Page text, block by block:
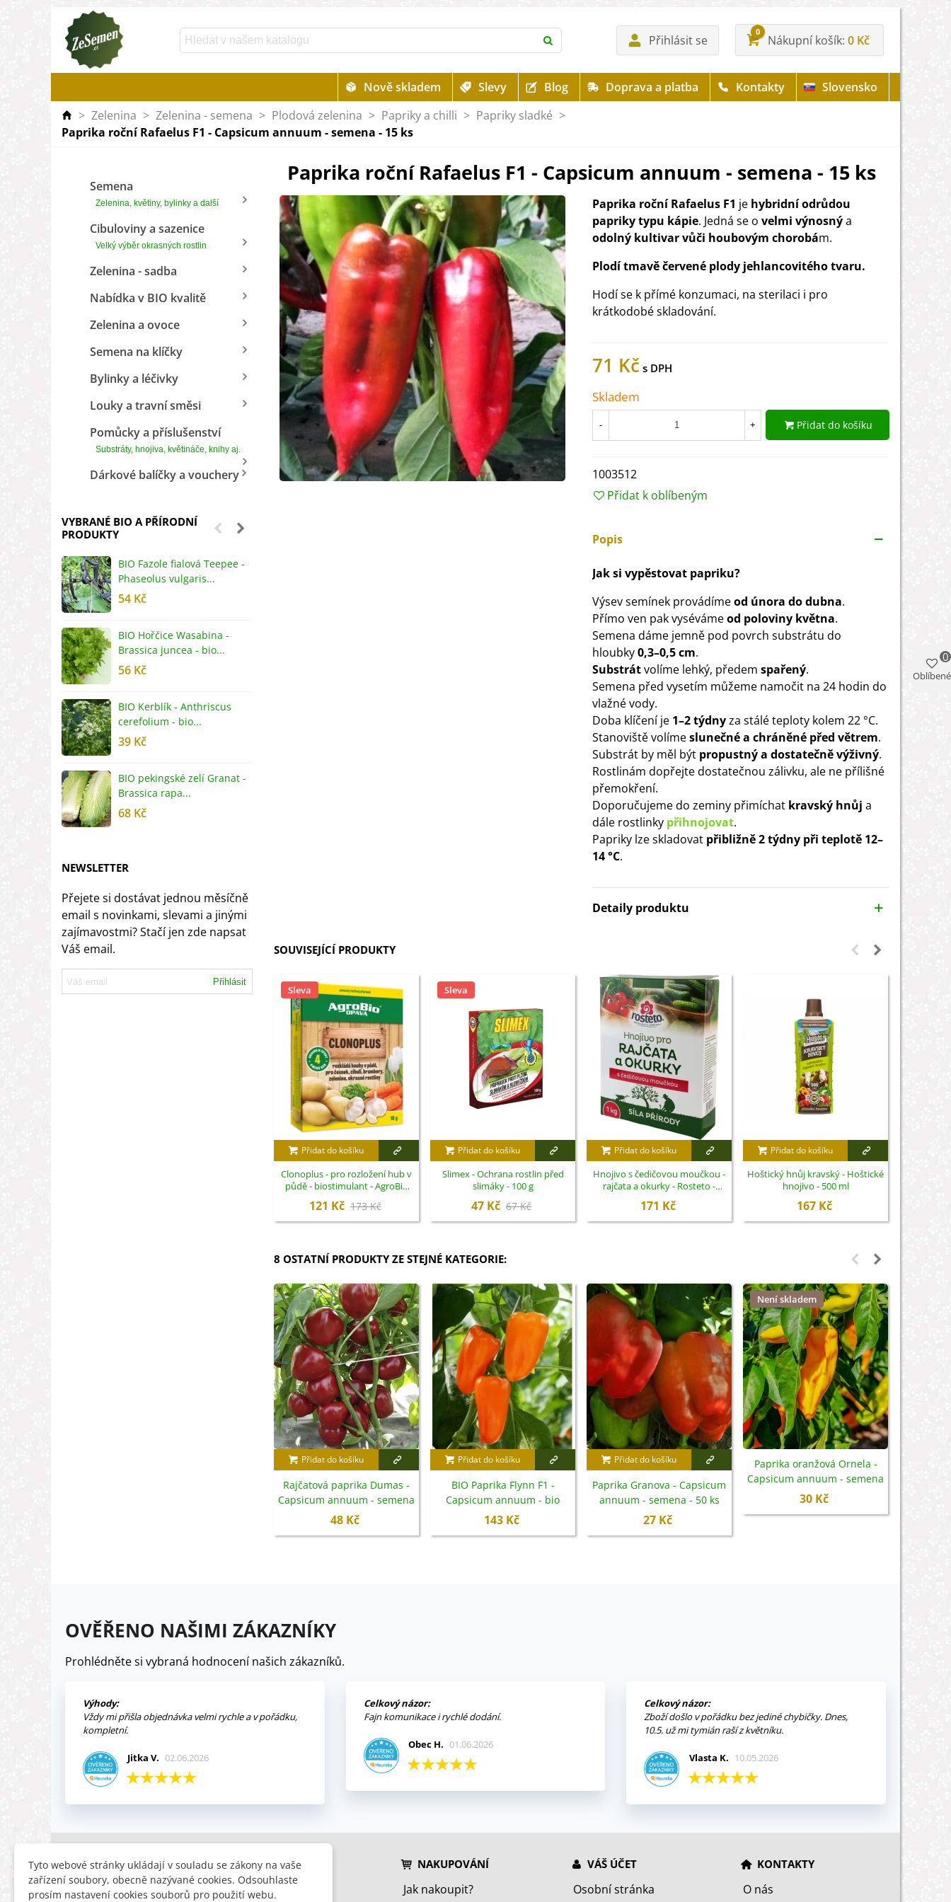
Přihlásit se
0
Nákupní košík 0 Kč
Nově skladem Slevy Blog Doprava a platba Kontakty
Slovensko
> Zelenina > Zelenina - semena > Plodová zelenina > Papriky a chilli > Papriky sladké >
Paprika roční Rafaelus F1 - Capsicum annuum - semena - 15 ks
Semena
Zelenina, květiny, bylinky a další
Cibuloviny a sazenice
Velký výběr okrasných rostlin
Zelenina - sadba
Nabídka v BIO kvalitě
Zelenina a ovoce
Semena na klíčky
Bylinky a léčivky
Louky a travní směsi
Pomůcky a příslušenství
Substráty, hnojiva, květináče, knihy aj.
Dárkové balíčky a vouchery
VYBRANÉ BIO A PŘÍRODNÍ
PRODUKTY
BIO Fazole fialová Teepee -
Phaseolus vulgaris...
54 Kč
BIO Hořčice Wasabina -
Brassica juncea - bio...
56 Kč
BIO Kerblík - Anthriscus
cerefolium - bio...
39 Kč
BIO pekingské zelí Granat -
Brassica rapa...
68 Kč
NEWSLETTER
Přejete si dostávat jednou měsíčně
email s novinkami, slevami a jinými
zajímavostmi? Stačí jen zde napsat
Váš email.
Přihlásit
Paprika roční Rafaelus F1 - Capsicum annuum - semena - 15 ks
Paprika roční Rafaelus F1 je hybridní odrůdou
papriky typu kápie. Jedná se o velmi výnosnýa
odolný kultivar vůči houbovým chorobám.
Plodí tmavě červené plody jehlancovitého tvaru.
Hodí se k přímé konzumaci, na sterilaci i pro
krátkodobé skladování.
71 Kč
Skladem
- + Přidat do košíku
1003512
Přidat k oblíbeným
Popis
Jak si vypěstovat papriku?
Výsev semínek provádímeod února do dubna.
Přímo ven pak vysévámeod poloviny května.
Semena dáme jemně pod povrch substrátu do
hloubky0,3–0,5 cm.
Substrátvolíme lehký, předem spařený.
Semena před vysetím můžeme namočit na 24 hodin do
vlažné vody.
Doba klíčení je 1–2 týdnyza stálé teploty kolem 22 °C.
Stanoviště volímeslunečné a chráněné před větrem.
Substrát by měl být propustný a dostatečně výživný.
Rostlinám dopřejte dostatečnou zálivku, ale ne přílišné
přemokření.
Doporučujeme do zeminy přimíchat kravský hnůj a
dále rostlinky přihnojovat.
Papriky lze skladovat přibližně 2 týdny při teplotě 12–
14 °C.
Detaily produktu
SOUVISEJÍCÍ PRODUKTY
Sleva
Přidat do košíku
Clonoplus - pro rozložení hub v
půdě - biostimulant - AgroBio
121 Kč 173 Kč
Sleva
Přidat do košíku
Slimex - Ochrana rostlin před
slimáky - 100 g
47 Kč 67 Kč
Přidat do košíku
Hnojivo s čedičovou moučkou -
rajčata a okurky - Rosteto -
171 Kč
Přidat do košíku
Hoštický hnůj kravský - Hoštické
hnojivo - 500 ml
167 Kč
8 OSTATNÍ PRODUKTY ZE STEJNÉ KATEGORIE:
Přidat do košíku
Rajčatová paprika Dumas -
Capsicum annuum - semena
- 15 ks
48 Kč
Přidat do košíku
BIO Paprika Flynn F1 -
Capsicum annuum - bio
semena - 6 ks
143 Kč
Přidat do košíku
Paprika Granova - Capsicum
annuum - semena - 50 ks
27 Kč
Není skladem
Paprika oranžová Ornela -
Capsicum annuum - semena
- 50 ks
30 Kč
OVĚŘENO NAŠIMI ZÁKAZNÍKY
Prohlédněte si vybraná hodnocení našich zákazníků.
Výhody:
Vždy mi přišla objednávka velmi rychle a v pořádku,
kompletní.
Jitka V. 02.06.2026
Celkový názor:
Fajn komunikace i rychlé dodání.
Obec H. 01.06.2026
Celkový názor:
Zboží došlo v pořádku bez jediné chybičky. Dnes,
10.5. už mi tymián raší z květníku.
Vlasta K. 10.05.2026
INFORMACE
Obchodní podmínky
HLEDÁTE
Slevy
NAKUPOVÁNÍ
Jak nakoupit?
VÁŠ ÚČET
Osobní stránka
KONTAKTY
O nás
Oblíbené
0
Tyto webové stránky ukládají v souladu se zákony na vaše
zařízení soubory, obecně nazývané cookies. Odsouhlaste
prosím nastavení cookies souborů pro použití webu.